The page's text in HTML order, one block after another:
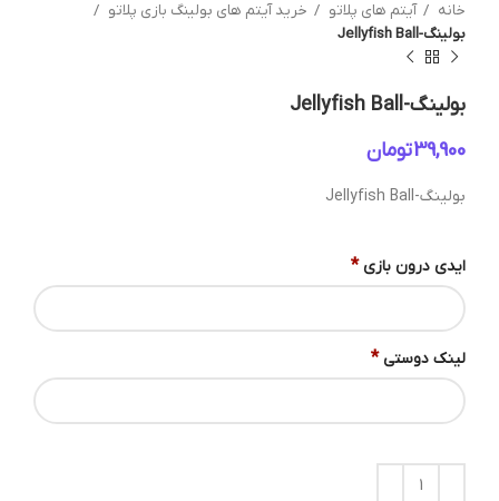
خانه آیتم های پلاتو
خرید آیتم های بولینگ بازی پلاتو
بولینگ-Jellyfish Ball
بولینگ-Jellyfish Ball
تومان
بولینگ-Jellyfish Ball
ایدی درون بازی *
لینک دوستی *